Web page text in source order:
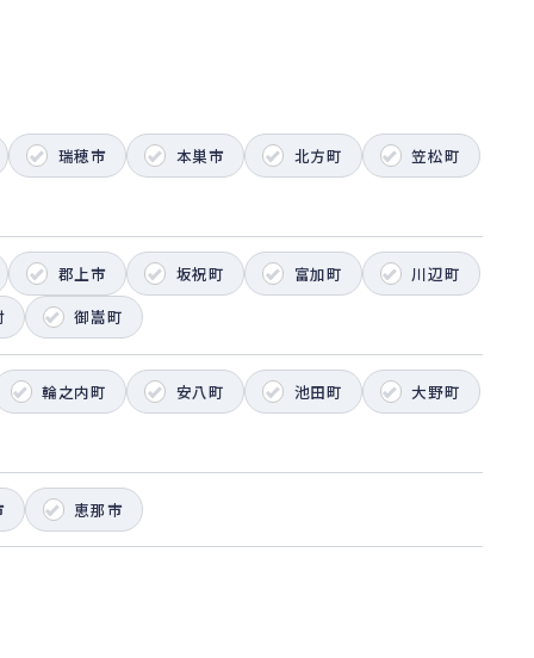
瑞穂市 本巣市 北方町 笠松町
郡上市 坂祝町 富加町
川辺町
御嵩町
輪之内町 安八町 池田町 大野町
恵那市